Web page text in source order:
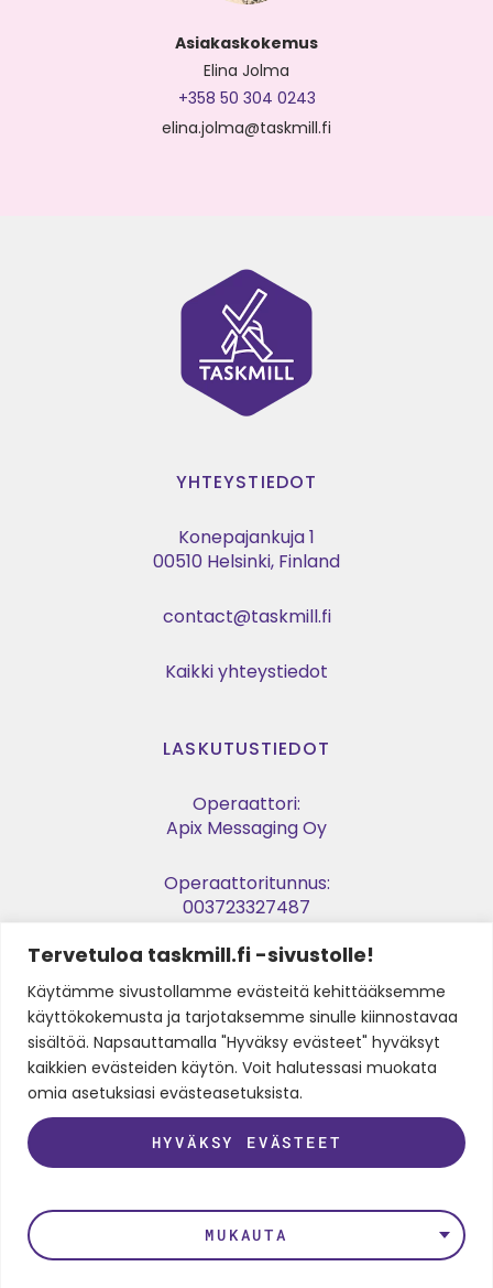
Tervetuloa taskmill.fi -sivustolle!
Käytämme sivustollamme evästeitä kehittääksemme
käyttökokemusta ja tarjotaksemme sinulle kiinnostavaa
sisältöä. Napsauttamalla "Hyväksy evästeet" hyväksyt
kaikkien evästeiden käytön. Voit halutessasi muokata
omia asetuksiasi evästeasetuksista.
MUKAUTA
HYVÄKSY EVÄSTEET
Asiakaskokemus
Elina Jolma
+358 50 304 0243
elina.jolma@taskmill.fi
YHTEYSTIEDOT
Konepajankuja 1
00510 Helsinki, Finland
contact@taskmill.fi
Kaikki yhteystiedot
LASKUTUSTIEDOT
Operaattori:
Apix Messaging Oy
Operaattoritunnus:
003723327487
Verkkolaskuosoite:
003729053974
Y-tunnus:
2905397-4
SEURAA MEITÄ
LinkedInInstagramFacebookTwitterYoutube